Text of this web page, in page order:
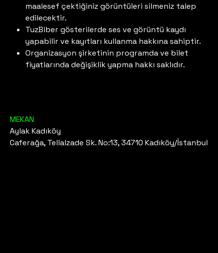
maalesef çektiğiniz görüntüleri silmeniz talep
edilecektir.
TuzBiber gösterilerde ses ve görüntü kaydı
yapabilir ve kayıtları kullanma hakkına sahiptir.
Organizasyon şirketinin programda ve bilet
fiyatlarında değişiklik yapma hakkı saklıdır.
MEKAN
Aylak Kadıköy
Caferağa, Tellalzade Sk. No:13, 34710 Kadıköy/İstanbul